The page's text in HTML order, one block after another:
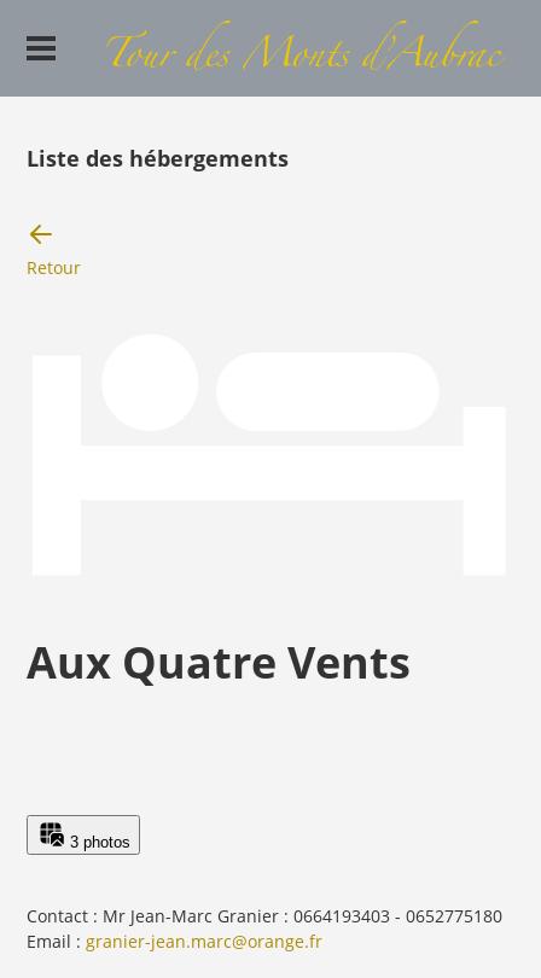
Liste des hébergements
Retour
Aux Quatre Vents
3 photos
Contact : Mr Jean-Marc Granier : 0664193403 - 0652775180
Email :granier-jean.marc@orange.fr